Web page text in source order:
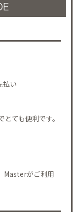
払い
ても便利です。
Masterがご利用